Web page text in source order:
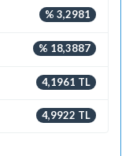
% 3,2981
% 18,3887
4,1961 TL
4,9922 TL